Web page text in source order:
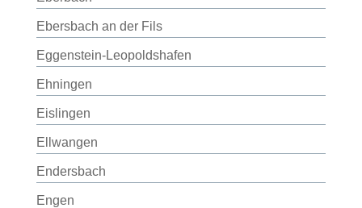
Ebersbach an der Fils
Eggenstein-Leopoldshafen
Ehningen
Eislingen
Ellwangen
Endersbach
Engen